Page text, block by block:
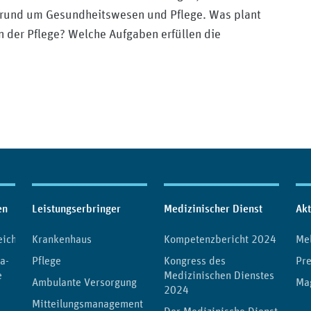
um Gesundheitswesen und Pflege. Was plant
Pflege? Welche Aufgaben erfüllen die
Leistungserbringer
Krankenhaus
Pflege
Ambulante Versorgung
Mitteilungsmanagement
Medizinischer Dienst
Kompetenzbericht 2024
Kongress des
Medizinischen Dienstes
2024